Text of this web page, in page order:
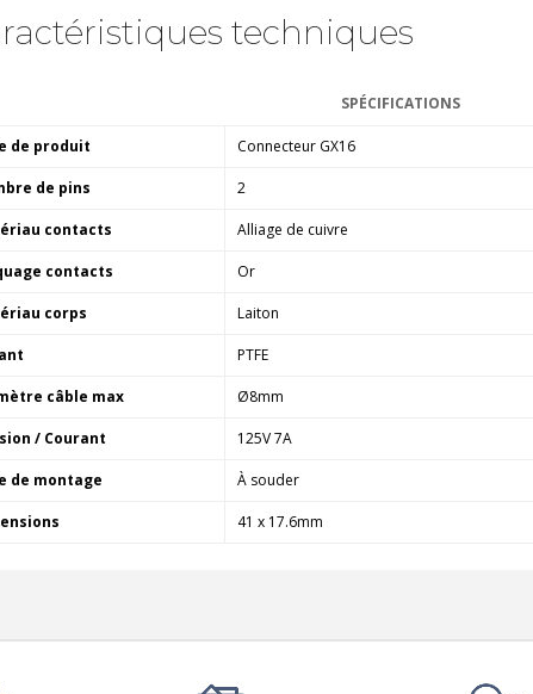
NOIRE Casque...
€
AK4191 +...
techniques
SPÉCIFICATIONS
de produit Connecteur GX16
de pins 2
contacts Alliage de cuivre
contacts Or
corps Laiton
PTFE
câble max Ø8mm
/ Courant 125V 7A
de montage À souder
41 x 17.6mm